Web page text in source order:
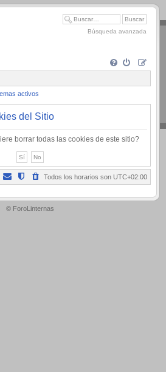
Búsqueda avanzada
activos
del Sitio
borrar todas las cookies de este sitio?
Todos los horarios son UTC+02:00
© ForoLinternas